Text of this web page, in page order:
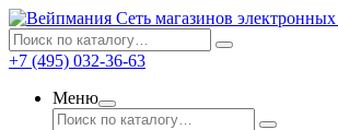
Сеть магазинов
+7 (495) 032-36-63
Меню